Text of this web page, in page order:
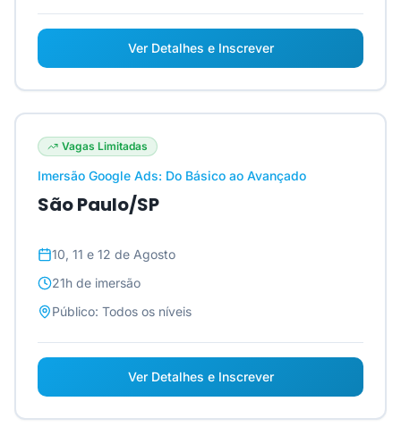
Ver Detalhes e Inscrever
Vagas Limitadas
Imersão Google Ads: Do Básico ao Avançado
São Paulo/SP
10, 11 e 12 de Agosto
21h de imersão
Público: Todos os níveis
Ver Detalhes e Inscrever